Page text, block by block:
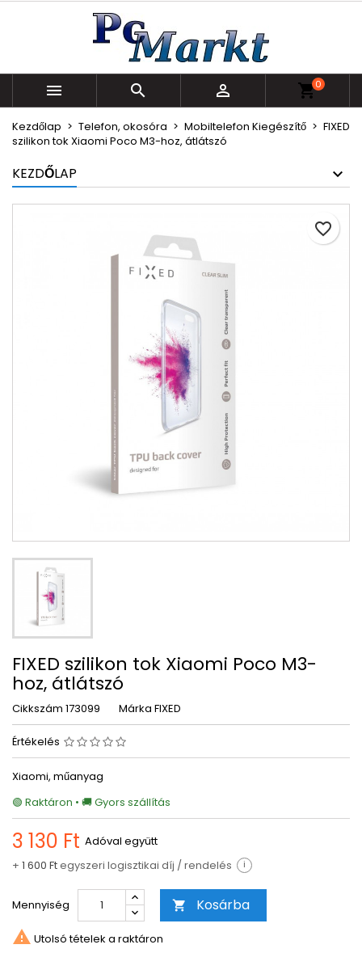
   shopping_cart0
Kezdőlap Telefon, okosóra Mobiltelefon Kiegészítő
FIXED
szilikon tok Xiaomi Poco M3-hoz, átlátszó
KEZDŐLAP
FIXED szilikon tok Xiaomi Poco M3-
hoz, átlátszó
Cikkszám 173099 Márka FIXED
Értékelés
Xiaomi, műanyag
🟢 Raktáron • 🚚 Gyors szállítás
3 130 Ft Adóval együtt
+ 1 600 Ftegyszeri logisztikai díj / rendelés i
Mennyiség  Kosárba
favorite_border
 Utolsó tételek a raktáron
Kívánságlistáim
add_circle_outline Új lista létrehozása
Kívánságlista létrehozása
Kívánságlista neve
Bejelentkezés
Be kell jelentkezned a termékek kívánságlistába
történő mentéséhez.
Mégsem